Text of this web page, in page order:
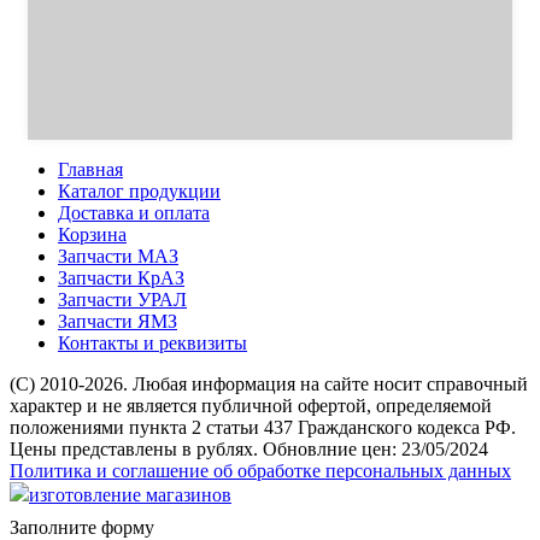
Главная
Каталог продукции
Доставка и оплата
Корзина
Запчасти МАЗ
Запчасти КрАЗ
Запчасти УРАЛ
Запчасти ЯМЗ
Контакты и реквизиты
(C) 2010-2026. Любая информация на сайте носит справочный
характер и не является публичной офертой, определяемой
положениями пункта 2 статьи 437 Гражданского кодекса РФ.
Цены представлены в рублях. Обновлние цен: 23/05/2024
Политика и соглашение об обработке персональных данных
изготовление магазинов
Заполните форму